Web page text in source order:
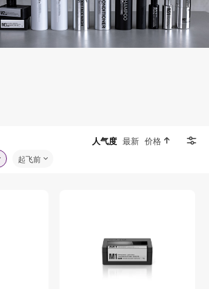
人气度 最新 价格
起飞前